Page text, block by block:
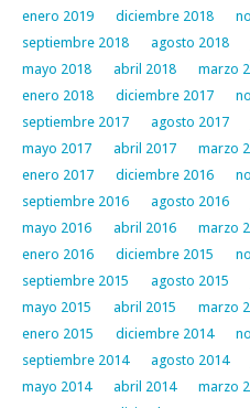
enero 2019
diciembre 2018
septiembre 2018
agosto 2018
mayo 2018
abril 2018 marzo
enero 2018
diciembre 2017
septiembre 2017
agosto 2017
mayo 2017
abril 2017 marzo
enero 2017
diciembre 2016
septiembre 2016
agosto 2016
mayo 2016
abril 2016 marzo
enero 2016
diciembre 2015
septiembre 2015
agosto 2015
mayo 2015
abril 2015 marzo
enero 2015
diciembre 2014
septiembre 2014
agosto 2014
mayo 2014
abril 2014 marzo